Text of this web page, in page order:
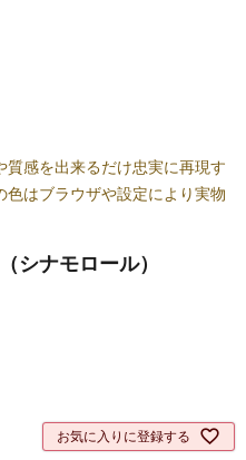
感を出来るだけ忠実に再現す
色はブラウザや設定により実物
シナモロール）
お気に入りに登録する